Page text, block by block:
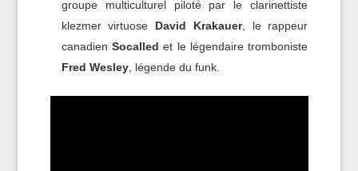
groupe multiculturel piloté par le clarinettiste
klezmer virtuose David Krakauer, le rappeur
canadien Socalled et le légendaire tromboniste
Fred Wesley, légende du funk.